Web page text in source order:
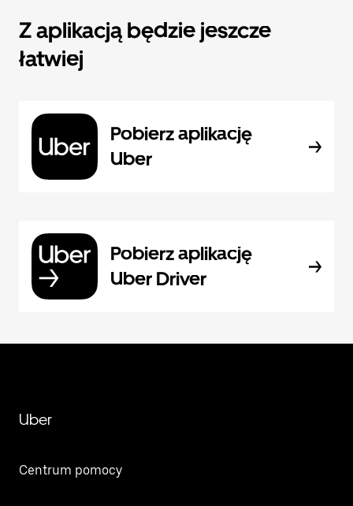
Z aplikacją będzie jeszcze
łatwiej
Pobierz aplikację
Uber
Pobierz aplikację
Uber Driver
Uber
Centrum pomocy